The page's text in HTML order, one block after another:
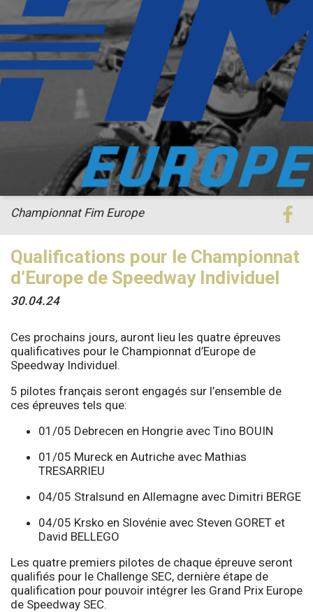
Qualifications pour le Championnat
d’Europe de Speedway Individuel
30.04.24
Championnat Fim Europe
Ces prochains jours, auront lieu les quatre épreuves
qualificatives pour le Championnat d’Europe de
Speedway Individuel.
5 pilotes français seront engagés sur l’ensemble de
ces épreuves tels que:
01/05 Debrecen en Hongrie avec Tino BOUIN
01/05 Mureck en Autriche avec Mathias
TRESARRIEU
04/05 Stralsund en Allemagne avec Dimitri BERGE
04/05 Krsko en Slovénie avec Steven GORET et
David BELLEGO
Les quatre premiers pilotes de chaque épreuve seront
qualifiés pour le Challenge SEC, dernière étape de
qualification pour pouvoir intégrer les Grand Prix Europe
de Speedway SEC.